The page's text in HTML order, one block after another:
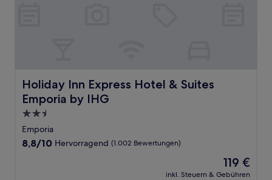
Holiday Inn Express Hotel & Suites
Emporia by IHG
Holiday Inn Express Hotel & Suites Emporia by IHG
2.5-
Sterne-
Unterkunft
Emporia
8.8
8,8/10 Hervorragend (1.002 Bewertungen)
Der
Preis
119 €
inkl. Steuern & Gebühren